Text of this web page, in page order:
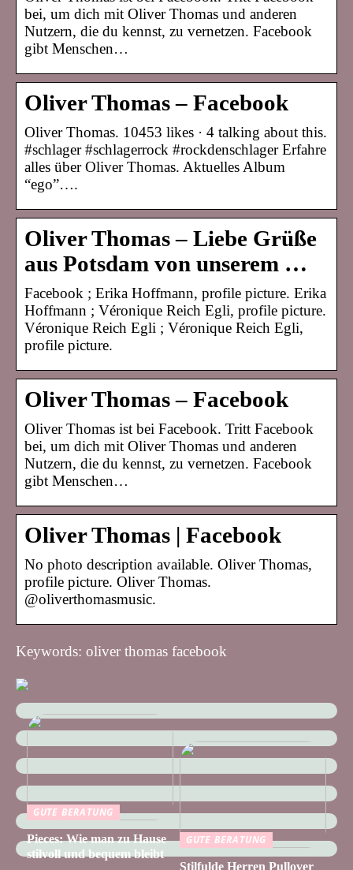
bei, um dich mit Oliver Thomas und anderen
Nutzern, die du kennst, zu vernetzen. Facebook
gibt Menschen…
Oliver Thomas – Facebook
Oliver Thomas. 10453 likes · 4 talking about this.
#schlager #schlagerrock #rockdenschlager Erfahre
alles über Oliver Thomas. Aktuelles Album
“ego”….
Oliver Thomas – Liebe Grüße
aus Potsdam von unserem …
Facebook ; Erika Hoffmann, profile picture. Erika
Hoffmann ; Véronique Reich Egli, profile picture.
Véronique Reich Egli ; Véronique Reich Egli,
profile picture.
Oliver Thomas – Facebook
Oliver Thomas ist bei Facebook. Tritt Facebook
bei, um dich mit Oliver Thomas und anderen
Nutzern, die du kennst, zu vernetzen. Facebook
gibt Menschen…
Oliver Thomas | Facebook
No photo description available. Oliver Thomas,
profile picture. Oliver Thomas.
@oliverthomasmusic.
Keywords: oliver thomas facebook
GUTE BERATUNG
Pieces: Wie man zu Hause
stilvoll und bequem bleibt
GUTE BERATUNG
Stilfulde Herren Pullover